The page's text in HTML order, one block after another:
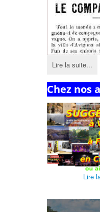
Lire la suite...
Chez nos
Lire